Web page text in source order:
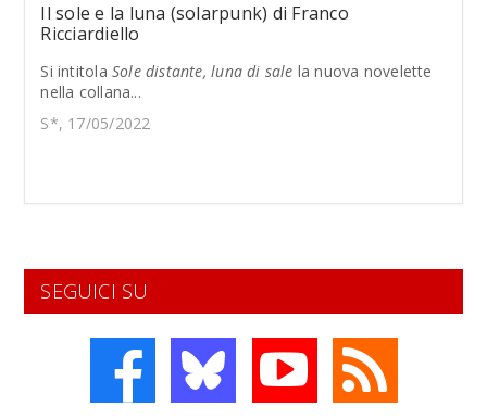
Il sole e la luna (solarpunk) di Franco
Ricciardiello
Si intitola Sole distante, luna di sale la nuova novelette
nella collana...
S*, 17/05/2022
SEGUICI SU